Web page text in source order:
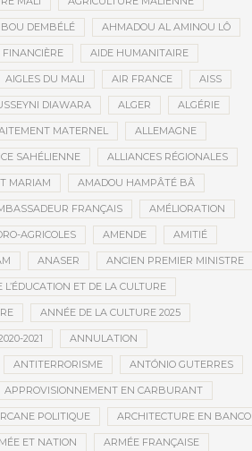
DEMBÉLÉ AHMADOU AL AMINOU LÔ
FINANCIÈRE AIDE HUMANITAIRE
AIGLES DU MALI AIR FRANCE AISS
DIAWARA ALGER ALGÉRIE
MATERNEL ALLEMAGNE
SAHÉLIENNE ALLIANCES RÉGIONALES
MARIAM AMADOU HAMPÂTÉ BÂ
FRANÇAIS AMÉLIORATION
AGRICOLES AMENDE AMITIÉ
ANASER ANCIEN PREMIER MINISTRE
L’ÉDUCATION ET DE LA CULTURE
ANNÉE DE LA CULTURE 2025
2021 ANNULATION
ANTITERRORISME ANTÓNIO GUTERRES
APPROVISIONNEMENT EN CARBURANT
POLITIQUE ARCHITECTURE EN BANCO
ET NATION ARMÉE FRANÇAISE